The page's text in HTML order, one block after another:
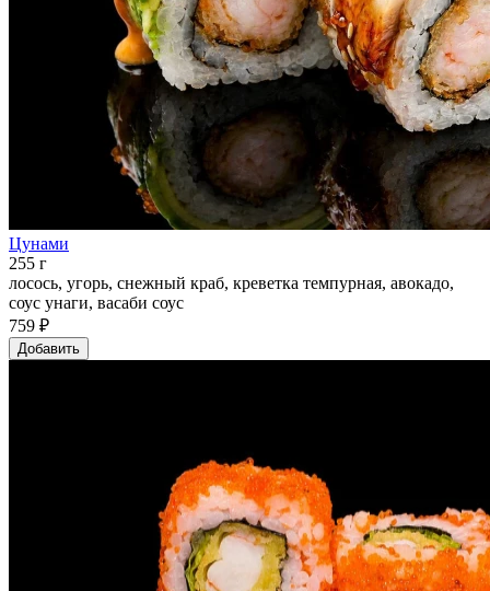
Цунами
255 г
лосось, угорь, снежный краб, креветка темпурная, авокадо,
соус унаги, васаби соус
759 ₽
Добавить